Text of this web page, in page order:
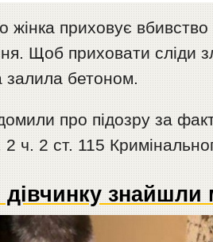
приховує вбивство
Щоб приховати сліди
залила бетоном.
про підозру за
ч. 2 ст. 115
дівчинку